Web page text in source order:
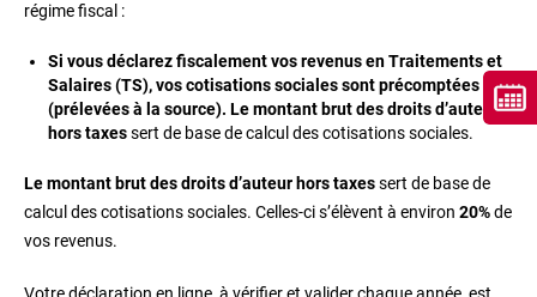
régime fiscal :
Si vous déclarez fiscalement vos revenus en Traitements et
Salaires (TS), vos cotisations sociales sont précomptées
(prélevées à la source). Le montant brut des droits d’auteur
hors taxessert de base de calcul des cotisations sociales.
Le montant brut des droits d’auteur hors taxessert de base de
calcul des cotisations sociales. Celles-ci s’élèvent à environ 20%de
vos revenus.